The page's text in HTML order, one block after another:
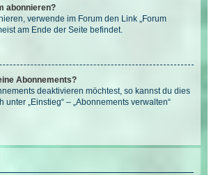
abonnieren?
verwende im Forum den Link „Forum
am Ende der Seite befindet.
Abonnements?
deaktivieren möchtest, so kannst du dies
„Einstieg“ – „Abonnements verwalten“